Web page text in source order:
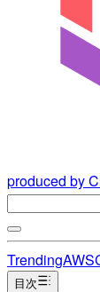
produced by
TrendingAWS
目次